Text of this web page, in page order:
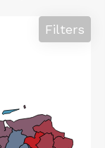
Filters